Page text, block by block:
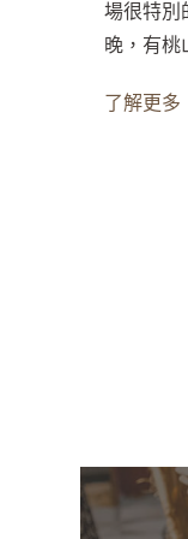
場很特別
晚，有桃
了解更多